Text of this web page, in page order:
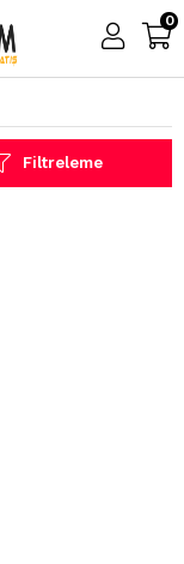
0
Filtreleme